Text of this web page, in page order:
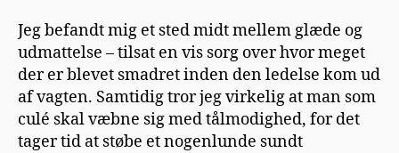
Jeg befandt mig et sted midt mellem glæde og
udmattelse – tilsat en vis sorg over hvor meget
der er blevet smadret inden den ledelse kom ud
af vagten. Samtidig tror jeg virkelig at man som
culé skal væbne sig med tålmodighed, for det
tager tid at støbe et nogenlunde sundt